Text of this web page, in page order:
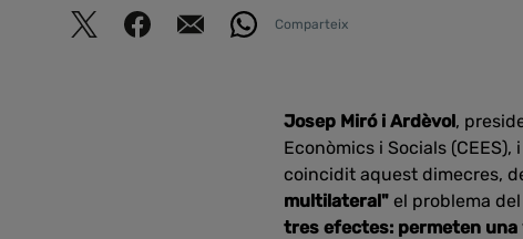
Comparteix
Josep Miró i Ardèvol,
Econòmics i Socials (CEES), i
coincidit aquest dimecres,
multilateral" el problema
tres efectes: permeten una